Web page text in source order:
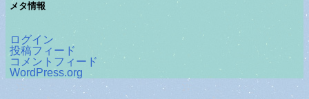
メタ情報
ログイン
投稿フィード
コメントフィード
WordPress.org